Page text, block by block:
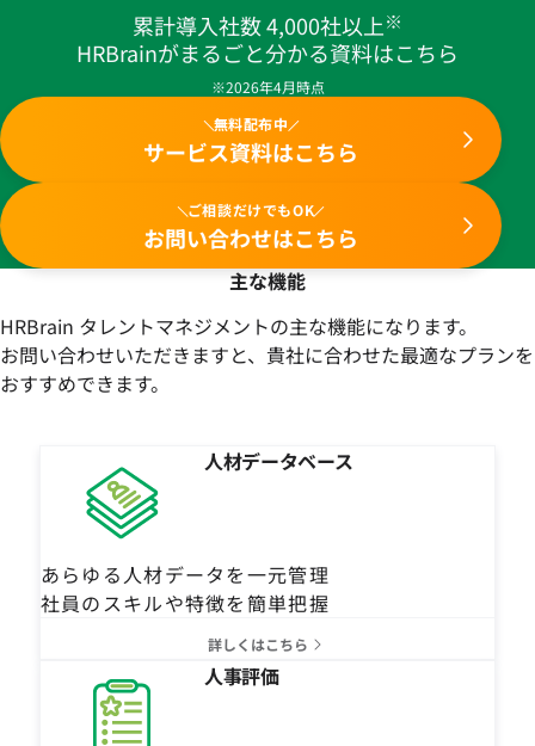
累計導入社数 4,000社以上※
HRBrainがまるごと分かる資料はこちら
※2026年4月時点
無料配布中
サービス資料はこちら
ご相談だけでもOK
お問い合わせはこちら
主な機能
HRBrain タレントマネジメントの主な機能になります。
お問い合わせいただきますと、貴社に合わせた最適なプランを
おすすめできます。
人材データベース
あらゆる人材データを一元管理
社員のスキルや特徴を簡単把握
詳しくはこちら
人事評価